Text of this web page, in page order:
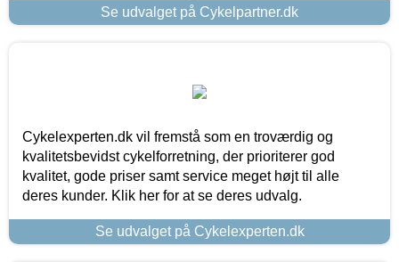
Se udvalget på Cykelpartner.dk
Cykelexperten.dk vil fremstå som en troværdig og
kvalitetsbevidst cykelforretning, der prioriterer god
kvalitet, gode priser samt service meget højt til alle
deres kunder. Klik her for at se deres udvalg.
Se udvalget på Cykelexperten.dk